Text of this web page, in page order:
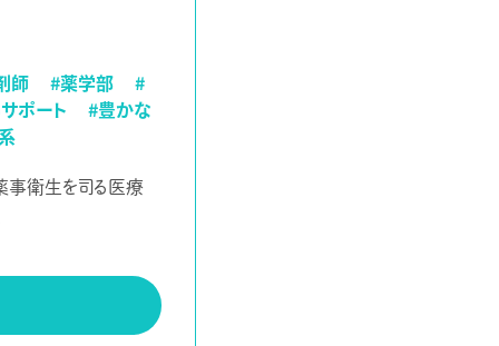
師 #薬学部
#
ポート
#豊かな
事衛生を司る医療